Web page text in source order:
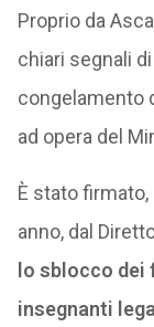
Proprio da
chiari segnali
congelamento
ad opera del
È stato
anno, dal
lo sblocco
insegnanti